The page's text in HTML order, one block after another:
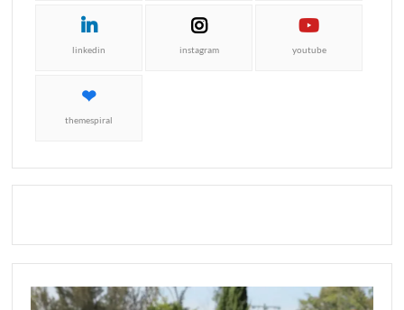
linkedin instagram youtube
themespiral